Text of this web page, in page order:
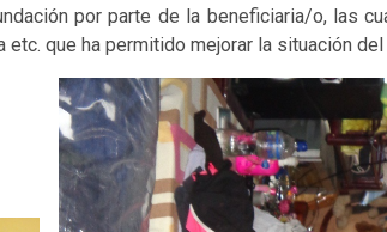
por parte de la beneficiaria/o, las
que ha permitido mejorar la situación